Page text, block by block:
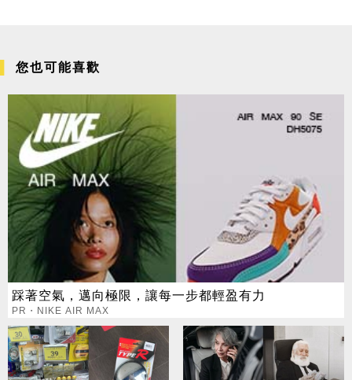
您也可能喜歡
踩著空氣，邁向極限，讓每一步都輕盈有力
PR・NIKE AIR MAX